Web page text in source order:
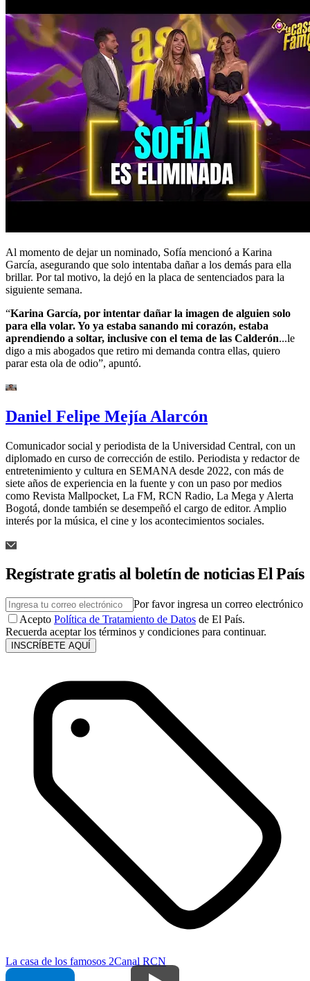
Al momento de dejar un nominado, Sofía mencionó a Karina
García, asegurando que solo intentaba dañar a los demás para ella
brillar. Por tal motivo, la dejó en la placa de sentenciados para la
siguiente semana.
“Karina García, por intentar dañar la imagen de alguien solo
para ella volar. Yo ya estaba sanando mi corazón, estaba
aprendiendo a soltar, inclusive con el tema de las Calderón...le
digo a mis abogados que retiro mi demanda contra ellas, quiero
parar esta ola de odio”, apuntó.
Daniel Felipe Mejía Alarcón
Comunicador social y periodista de la Universidad Central, con un
diplomado en curso de corrección de estilo. Periodista y redactor de
entretenimiento y cultura en SEMANA desde 2022, con más de
siete años de experiencia en la fuente y con un paso por medios
como Revista Mallpocket, La FM, RCN Radio, La Mega y Alerta
Bogotá, donde también se desempeñó el cargo de editor. Amplio
interés por la música, el cine y los acontecimientos sociales.
Regístrate gratis al boletín de noticias El País
Por favor ingresa un correo electrónico
Acepto Política de Tratamiento de Datos de El País.
Recuerda aceptar los términos y condiciones para continuar.
INSCRÍBETE AQUÍ
La casa de los famosos 2Canal RCN